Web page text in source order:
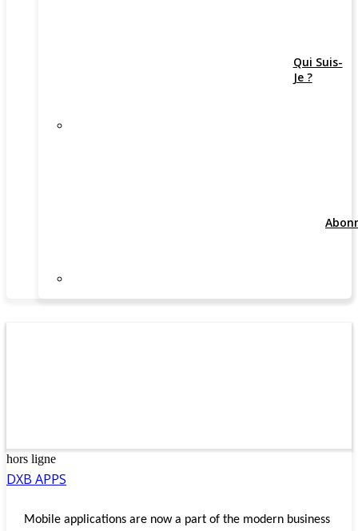
Qui Suis-
Je ?
hors ligne
DXB APPS
Mobile applications are now a part of the modern business